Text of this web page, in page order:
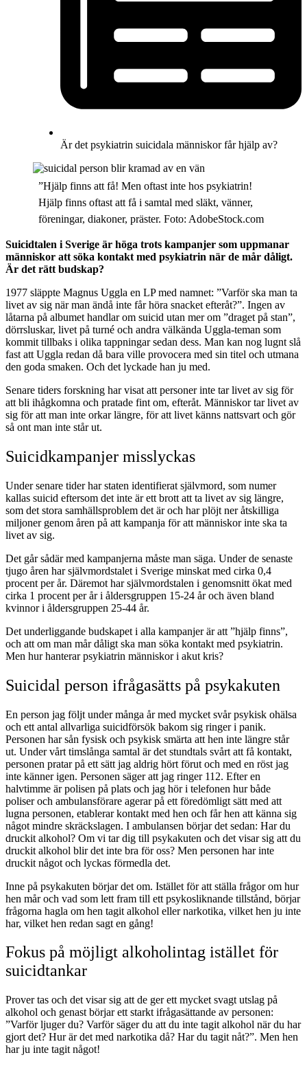
Är det psykiatrin suicidala människor får hjälp av?
”Hjälp finns att få! Men oftast inte hos psykiatrin!
Hjälp finns oftast att få i samtal med släkt, vänner,
föreningar, diakoner, präster. Foto: AdobeStock.com
Suicidtalen i Sverige är höga trots kampanjer som uppmanar
människor att söka kontakt med psykiatrin när de mår dåligt.
Är det rätt budskap?
1977 släppte Magnus Uggla en LP med namnet: ”Varför ska man ta
livet av sig när man ändå inte får höra snacket efteråt?”. Ingen av
låtarna på albumet handlar om suicid utan mer om ”draget på stan”,
dörrsluskar, livet på turné och andra välkända Uggla-teman som
kommit tillbaks i olika tappningar sedan dess. Man kan nog lugnt slå
fast att Uggla redan då bara ville provocera med sin titel och utmana
den goda smaken. Och det lyckade han ju med.
Senare tiders forskning har visat att personer inte tar livet av sig för
att bli ihågkomna och pratade fint om, efteråt. Människor tar livet av
sig för att man inte orkar längre, för att livet känns nattsvart och gör
så ont man inte står ut.
Suicidkampanjer misslyckas
Under senare tider har staten identifierat självmord, som numer
kallas suicid eftersom det inte är ett brott att ta livet av sig längre,
som det stora samhällsproblem det är och har plöjt ner åtskilliga
miljoner genom åren på att kampanja för att människor inte ska ta
livet av sig.
Det går sådär med kampanjerna måste man säga. Under de senaste
tjugo åren har självmordstalet i Sverige minskat med cirka 0,4
procent per år. Däremot har självmordstalen i genomsnitt ökat med
cirka 1 procent per år i åldersgruppen 15-24 år och även bland
kvinnor i åldersgruppen 25-44 år.
Det underliggande budskapet i alla kampanjer är att ”hjälp finns”,
och att om man mår dåligt ska man söka kontakt med psykiatrin.
Men hur hanterar psykiatrin människor i akut kris?
Suicidal person ifrågasätts på psykakuten
En person jag följt under många år med mycket svår psykisk ohälsa
och ett antal allvarliga suicidförsök bakom sig ringer i panik.
Personen har sån fysisk och psykisk smärta att hen inte längre står
ut. Under vårt timslånga samtal är det stundtals svårt att få kontakt,
personen pratar på ett sätt jag aldrig hört förut och med en röst jag
inte känner igen. Personen säger att jag ringer 112. Efter en
halvtimme är polisen på plats och jag hör i telefonen hur både
poliser och ambulansförare agerar på ett föredömligt sätt med att
lugna personen, etablerar kontakt med hen och får hen att känna sig
något mindre skräckslagen. I ambulansen börjar det sedan: Har du
druckit alkohol? Om vi tar dig till psykakuten och det visar sig att du
druckit alkohol blir det inte bra för oss? Men personen har inte
druckit något och lyckas förmedla det.
Inne på psykakuten börjar det om. Istället för att ställa frågor om hur
hen mår och vad som lett fram till ett psykosliknande tillstånd, börjar
frågorna hagla om hen tagit alkohol eller narkotika, vilket hen ju inte
har, vilket hen redan sagt en gång!
Fokus på möjligt alkoholintag istället för
suicidtankar
Prover tas och det visar sig att de ger ett mycket svagt utslag på
alkohol och genast börjar ett starkt ifrågasättande av personen:
”Varför ljuger du? Varför säger du att du inte tagit alkohol när du har
gjort det? Hur är det med narkotika då? Har du tagit nåt?”. Men hen
har ju inte tagit något!